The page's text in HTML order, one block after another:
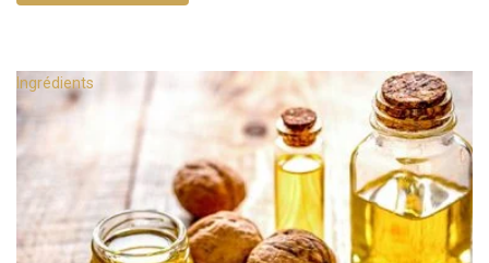
Ingrédients